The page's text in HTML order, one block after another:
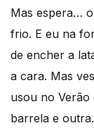
Mas espera…
frio. E eu na
de encher a
a cara. Mas
usou no
barrela e